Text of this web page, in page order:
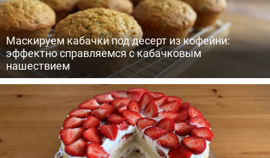
Маскируем кабачки под десерт из кофейни:
эффектно справляемся с кабачковым
нашествием